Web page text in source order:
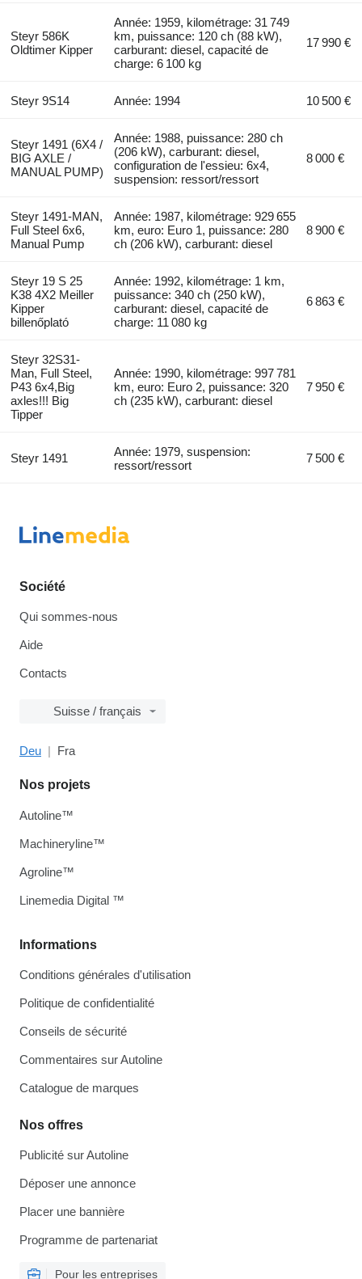
Steyr 586K
Oldtimer Kipper
Année: 1959, kilométrage: 31 749
km, puissance: 120 ch (88 kW),
carburant: diesel, capacité de
charge: 6 100 kg
17 990 €
Steyr 9S14 Année: 1994 10 500 €
Steyr 1491 (6X4 /
BIG AXLE /
MANUAL PUMP)
Année: 1988, puissance: 280 ch
(206 kW), carburant: diesel,
configuration de l'essieu: 6x4,
suspension: ressort/ressort
8 000 €
Steyr 1491-MAN,
Full Steel 6x6,
Manual Pump
Année: 1987, kilométrage: 929 655
km, euro: Euro 1, puissance: 280
ch (206 kW), carburant: diesel
8 900 €
Steyr 19 S 25
K38 4X2 Meiller
Kipper
billenőplató
Année: 1992, kilométrage: 1 km,
puissance: 340 ch (250 kW),
carburant: diesel, capacité de
charge: 11 080 kg
6 863 €
Steyr 32S31-
Man, Full Steel,
P43 6x4,Big
axles!!! Big
Tipper
Année: 1990, kilométrage: 997 781
km, euro: Euro 2, puissance: 320
ch (235 kW), carburant: diesel
7 950 €
Steyr 1491
Année: 1979, suspension:
ressort/ressort
7 500 €
Société
Qui sommes-nous
Aide
Contacts
Suisse / français
Deu Fra
Informations
Conditions générales d'utilisation
Politique de confidentialité
Conseils de sécurité
Commentaires sur Autoline
Catalogue de marques
Nos offres
Publicité sur Autoline
Déposer une annonce
Placer une bannière
Programme de partenariat
Pour les entreprises
Nos projets
Autoline™
Machineryline™
Agroline™
Linemedia Digital ™